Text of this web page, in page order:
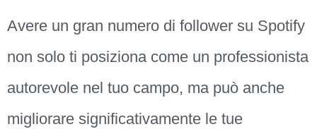
Avere un gran numero di follower su Spotify
non solo ti posiziona come un professionista
autorevole nel tuo campo, ma può anche
migliorare significativamente le tue